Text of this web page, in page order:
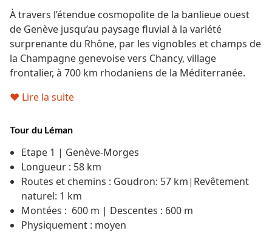
À travers l’étendue cosmopolite de la banlieue ouest
de Genève jusqu’au paysage fluvial à la variété
surprenante du Rhône, par les vignobles et champs de
la Champagne genevoise vers Chancy, village
frontalier, à 700 km rhodaniens de la Méditerranée.
♥ Lire la suite
Tour du Léman
Etape 1 | Genève-Morges
Longueur : 58 km
Routes et chemins : Goudron: 57 km|Revêtement
naturel: 1 km
Montées : 600 m | Descentes : 600 m
Physiquement : moyen